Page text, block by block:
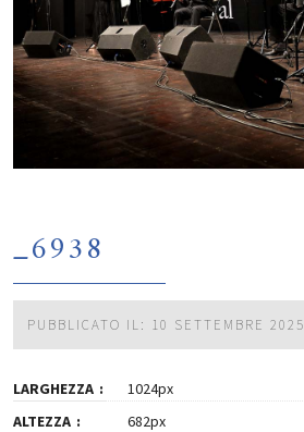
_6938
PUBBLICATO IL: 10 SETTEMBRE 2025
LARGHEZZA
1024px
ALTEZZA
682px